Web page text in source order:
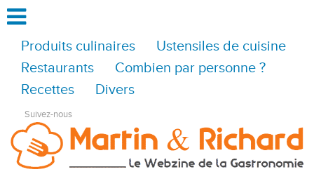
Produits culinaires
Ustensiles de cuisine
Restaurants
Combien par personne ?
Recettes
Divers
Suivez-nous